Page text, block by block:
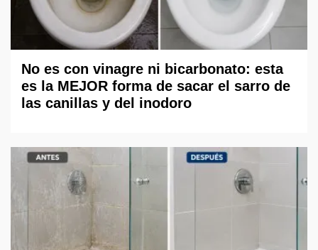
No es con vinagre ni bicarbonato: esta
es la MEJOR forma de sacar el sarro de
las canillas y del inodoro